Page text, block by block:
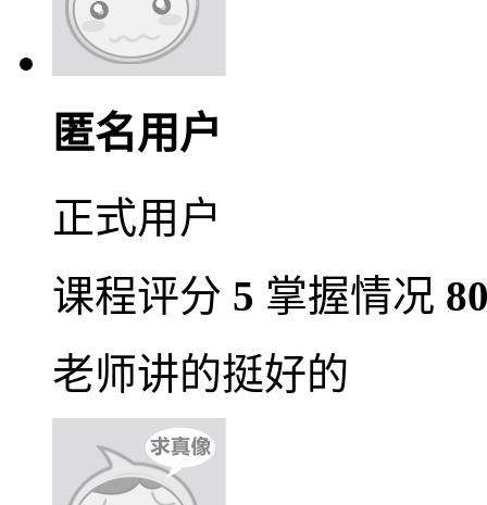
匿名用户
正式用户
课程评分 5 掌握情况
老师讲的挺好的